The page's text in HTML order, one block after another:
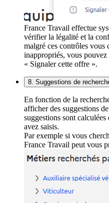
France Travail effectue
vérifier la légalité et la
malgré ces contrôles vous
inappropriés, vous
« Signaler cette offre ».
8. Suggestions de
En fonction de la
afficher des suggestions
suggestions sont
avez saisis.
Par exemple si vous
France Travail peut vous